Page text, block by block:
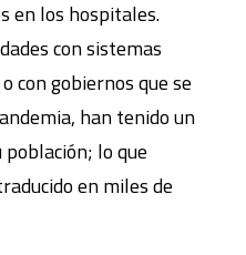
en los hospitales.
con sistemas
con gobiernos que se
han tenido un
lo que
en miles de